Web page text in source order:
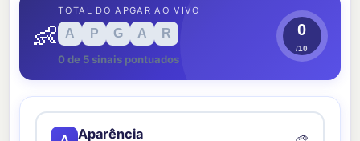
👶
TOTAL DO APGAR AO VIVO
A P G A R
0 de 5 sinais pontuados
0
/10
Aparência